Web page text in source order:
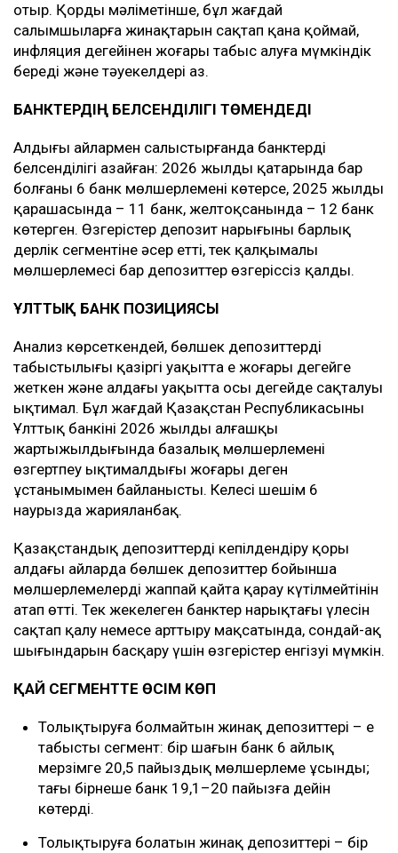
отыр. Қордың мәліметінше, бұл жағдай
салымшыларға жинақтарын сақтап қана қоймай,
инфляция деңгейінен жоғары табыс алуға мүмкіндік
береді және тәуекелдері аз.
БАНКТЕРДІҢ БЕЛСЕНДІЛІГІ ТӨМЕНДЕДІ
Алдыңғы айлармен салыстырғанда банктердің
белсенділігі азайған: 2026 жылдың қаңтарында бар
болғаны 6 банк мөлшерлемені көтерсе, 2025 жылдың
қарашасында – 11 банк, желтоқсанында – 12 банк
көтерген. Өзгерістер депозит нарығының барлық
дерлік сегментіне әсер етті, тек қалқымалы
мөлшерлемесі бар депозиттер өзгеріссіз қалды.
ҰЛТТЫҚ БАНК ПОЗИЦИЯСЫ
Анализ көрсеткендей, бөлшек депозиттердің
табыстылығы қазіргі уақытта ең жоғары деңгейге
жеткен және алдағы уақытта осы деңгейде сақталуы
ықтимал. Бұл жағдай Қазақстан Республикасының
Ұлттық банкінің 2026 жылдың алғашқы
жартыжылдығында базалық мөлшерлемені
өзгертпеу ықтималдығы жоғары деген
ұстанымымен байланысты. Келесі шешім 6
наурызда жарияланбақ.
Қазақстандық депозиттерді кепілдендіру қоры
алдағы айларда бөлшек депозиттер бойынша
мөлшерлемелерді жаппай қайта қарау күтілмейтінін
атап өтті. Тек жекелеген банктер нарықтағы үлесін
сақтап қалу немесе арттыру мақсатында, сондай-ақ
шығындарын басқару үшін өзгерістер енгізуі мүмкін.
ҚАЙ СЕГМЕНТТЕ ӨСІМ КӨП
Толықтыруға болмайтын жинақ депозиттері – ең
табысты сегмент: бір шағын банк 6 айлық
мерзімге 20,5 пайыздық мөлшерлеме ұсынды;
тағы бірнеше банк 19,1–20 пайызға дейін
көтерді.
Толықтыруға болатын жинақ депозиттері – бір